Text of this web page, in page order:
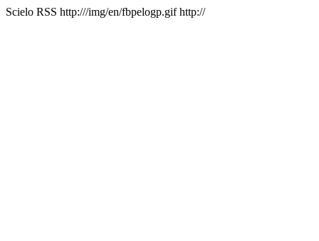
Scielo RSS http:///img/en/fbpelogp.gif http://